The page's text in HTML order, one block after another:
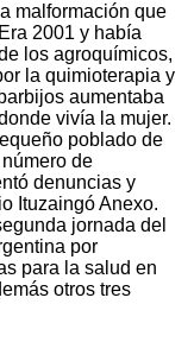
malformación que
2001 y había
los agroquímicos,
la quimioterapia y
aumentaba
vivía la mujer.
poblado de
de
denuncias y
Ituzaingó Anexo.
jornada del
por
para la salud en
otros tres